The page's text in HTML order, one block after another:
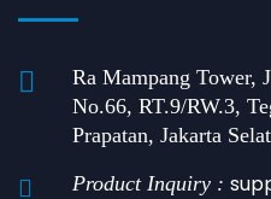
Ra Mampang Tower,
No.66, RT.9/RW.3,
Prapatan, Jakarta
Product Inquiry :